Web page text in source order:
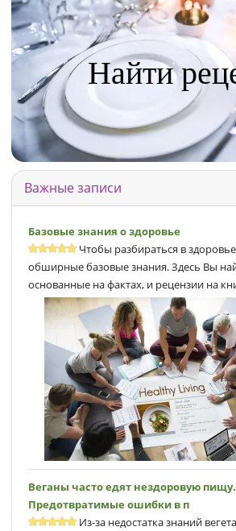
Найти
Важные записи
Базовые знания о здоровье
Чтобы разбираться в
обширные базовые знания. Здесь Вы
основанные на фактах, и рецензии на
Веганы часто едят нездоровую пищу.
Предотвратимые ошибки в п
Из-за недостатка знаний